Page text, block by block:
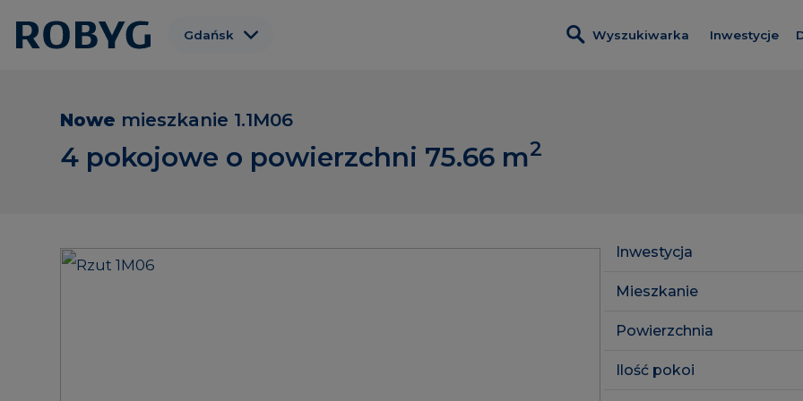
Gdańsk
Wrocław
Wyszukiwarka Inwestycje
Nowe mieszkanie 1.1M06
4 pokojowe o powierzchni 75.66 m2
Inwestycja
Mieszkanie
Powierzchnia
Ilość pokoi